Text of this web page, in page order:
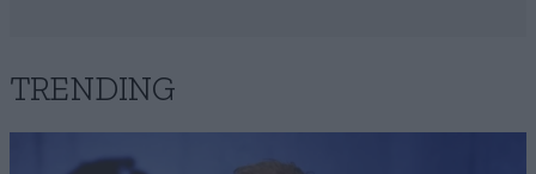
TRENDING